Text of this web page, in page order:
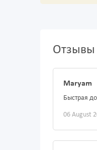
Отзывы
Maryam
Быстрая
06 August